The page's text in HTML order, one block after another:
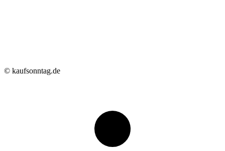
© kaufsonntag.de